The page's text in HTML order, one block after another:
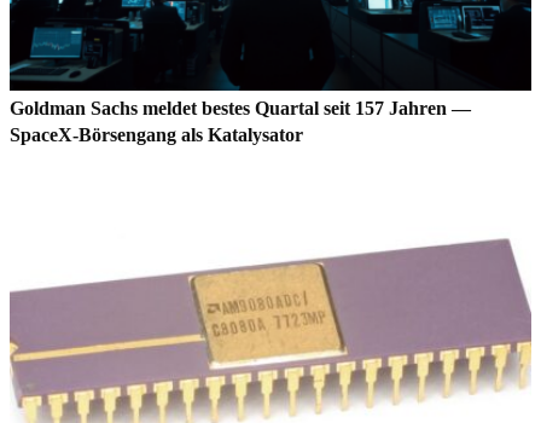
Goldman Sachs meldet bestes Quartal seit 157 Jahren —
SpaceX-Börsengang als Katalysator